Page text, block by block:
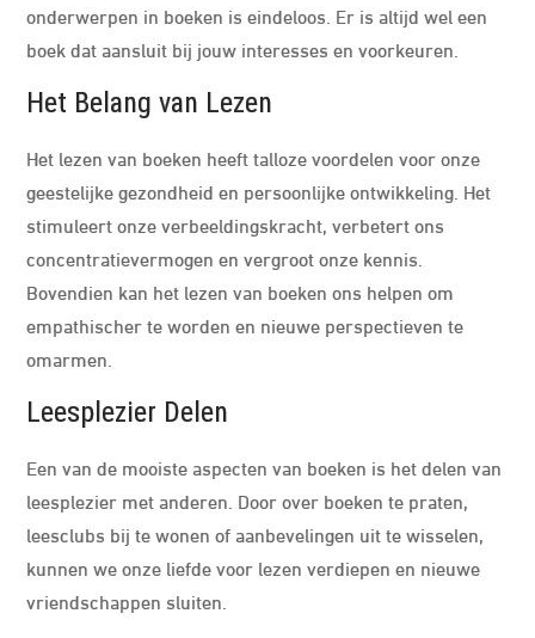
onderwerpen in boeken is eindeloos. Er is altijd wel een
boek dat aansluit bij jouw interesses en voorkeuren.
Het Belang van Lezen
Het lezen van boeken heeft talloze voordelen voor onze
geestelijke gezondheid en persoonlijke ontwikkeling. Het
stimuleert onze verbeeldingskracht, verbetert ons
concentratievermogen en vergroot onze kennis.
Bovendien kan het lezen van boeken ons helpen om
empathischer te worden en nieuwe perspectieven te
omarmen.
Leesplezier Delen
Een van de mooiste aspecten van boeken is het delen van
leesplezier met anderen. Door over boeken te praten,
leesclubs bij te wonen of aanbevelingen uit te wisselen,
kunnen we onze liefde voor lezen verdiepen en nieuwe
vriendschappen sluiten.